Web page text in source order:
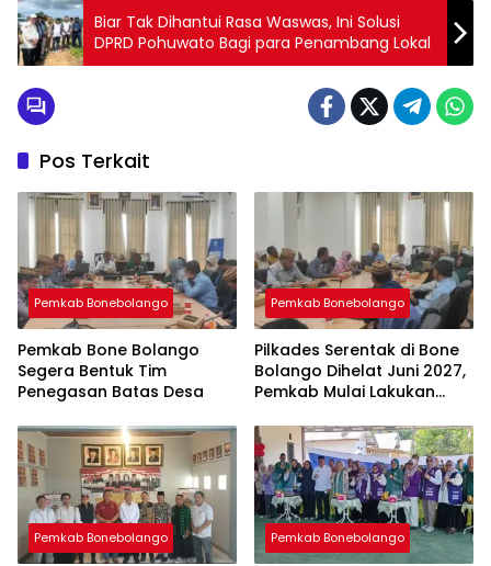
Biar Tak Dihantui Rasa Waswas, Ini Solusi
DPRD Pohuwato Bagi para Penambang Lokal
Pos Terkait
Pemkab Bonebolango
Pemkab Bone Bolango
Segera Bentuk Tim
Penegasan Batas Desa
Pemkab Bonebolango
Pilkades Serentak di Bone
Bolango Dihelat Juni 2027,
Pemkab Mulai Lakukan
Pemkab Bonebolango Pemkab Bonebolango